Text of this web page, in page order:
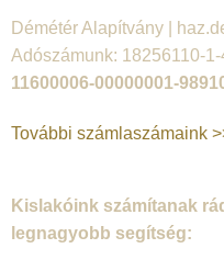
Démétér Alapítvány |
Adószámunk: 18256110-1-
11600006-00000001-
További számlaszámaink
Kislakóink számítanak
legnagyobb segítség: